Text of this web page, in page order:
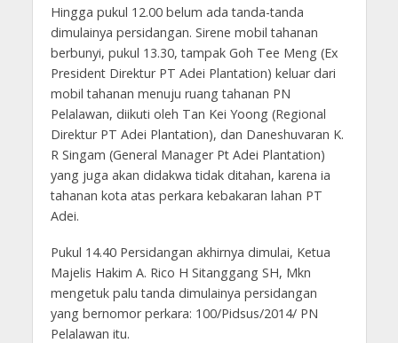
Hingga pukul 12.00 belum ada tanda-tanda
dimulainya persidangan. Sirene mobil tahanan
berbunyi, pukul 13.30, tampak Goh Tee Meng (Ex
President Direktur PT Adei Plantation) keluar dari
mobil tahanan menuju ruang tahanan PN
Pelalawan, diikuti oleh Tan Kei Yoong (Regional
Direktur PT Adei Plantation), dan Daneshuvaran K.
R Singam (General Manager Pt Adei Plantation)
yang juga akan didakwa tidak ditahan, karena ia
tahanan kota atas perkara kebakaran lahan PT
Adei.
Pukul 14.40 Persidangan akhirnya dimulai, Ketua
Majelis Hakim A. Rico H Sitanggang SH, Mkn
mengetuk palu tanda dimulainya persidangan
yang bernomor perkara: 100/Pidsus/2014/ PN
Pelalawan itu.